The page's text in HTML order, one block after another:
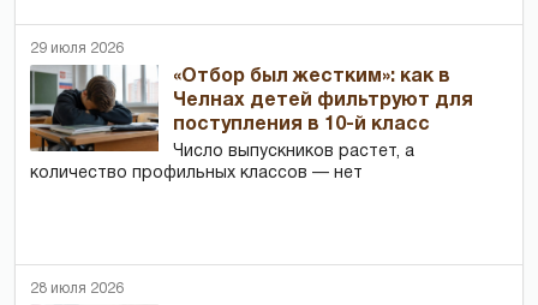
29 июля 2026
«Отбор был жестким»: как в
Челнах детей фильтруют для
поступления в 10-й класс
Число выпускников растет, а
количество профильных классов — нет
28 июля 2026